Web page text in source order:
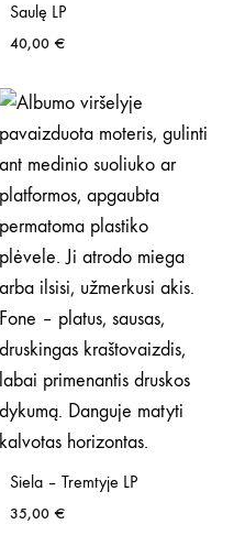
Saulę LP
40,00 €
Siela – Tremtyje LP
35,00 €